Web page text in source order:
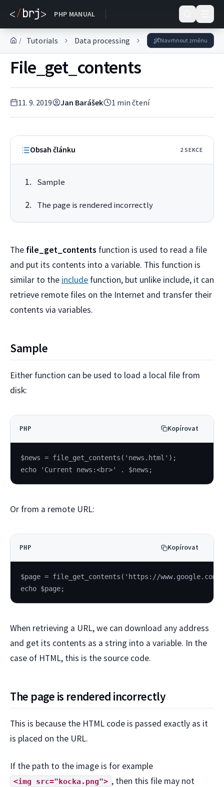
PHP MANUAL
DOKUMENTACE
/ Tutorials Data processing Working with files
Navrhnout změnu
File_get_contents
11. 9. 2019 Jan Barášek 1 min čtení
Obsah článku 2 SEKCE
Sample
The page is rendered incorrectly
The file_get_contents function is used to read a file
and put its contents into a variable. This function is
similar to the include function, but unlike include, it can
retrieve remote files on the Internet and transfer their
contents via variables.
Sample
Either function can be used to load a local file from
disk:
PHP Kopírovat
$news = file_get_contents('news.html');
echo 'Current news:<br>' . $news;
Or from a remote URL:
PHP Kopírovat
$page = file_get_contents('https://
echo $page;
When retrieving a URL, we can download any address
and get its contents as a string into a variable. In the
case of HTML, this is the source code.
The page is rendered incorrectly
This is because the HTML code is passed exactly as it
is placed on the URL.
If the path to the image is for example
<img src="kocka.png"> , then this file may not